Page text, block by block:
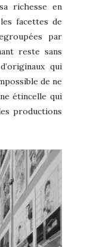
richesse en
facettes de
par
reste sans
qui
de ne
étincelle qui
productions